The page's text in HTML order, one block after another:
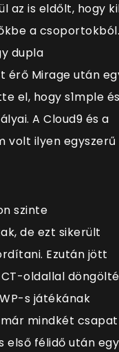
az is eldőlt, hogy
a csoportokból.
dupla
érő Mirage után
el, hogy s1mple
A Cloud9 és a
volt ilyen egyszerű
szinte
de ezt sikerült
Ezután jött
oldallal
s játékának
mindkét csapat
első félidő után egy